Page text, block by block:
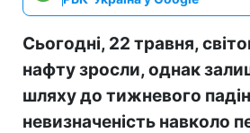
Сьогодні, 22 травня,
нафту зросли, однак
шляху до тижневого
невизначеність навколо